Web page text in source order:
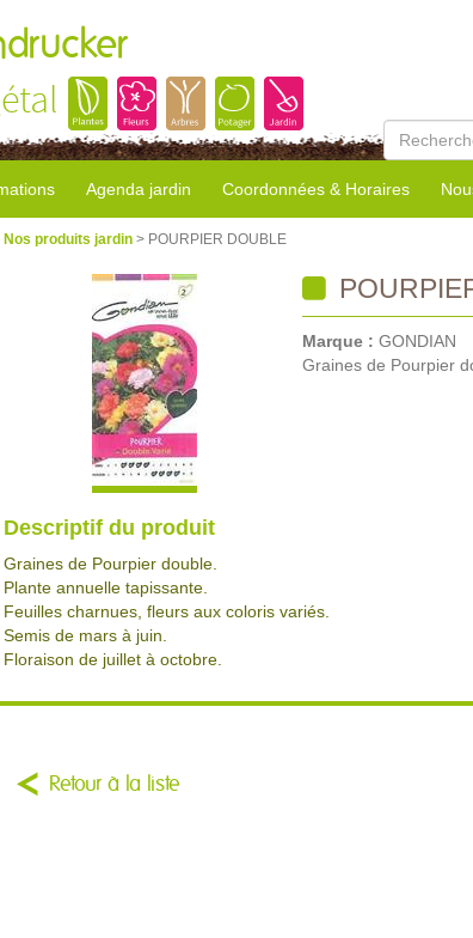
Agenda jardin Coordonnées & Horaires
Nos produits jardin > POURPIER DOUBLE
Marque : GONDIAN
Graines de Pourpier
Descriptif du produit
Graines de Pourpier double.
Plante annuelle tapissante.
Feuilles charnues, fleurs aux coloris variés.
Semis de mars à juin.
Floraison de juillet à octobre.
Retour à la liste